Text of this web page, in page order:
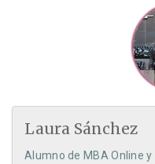
Laura Sánchez
Alumno de MBA Online y